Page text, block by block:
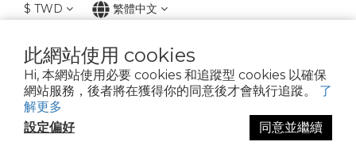
此網站使用 cookies
Hi, 本網站使用必要 cookies 和追蹤型 cookies 以確保
網站服務，後者將在獲得你的同意後才會執行追蹤。 了
解更多
設定偏好
同意並繼續
$ TWD 繁體中文
2021 © iGreenbag | DoaBag | Working Hrs 8:30 - 18:00｜新北市新莊區中正路
659-5號3樓 | 02-2903-8800 | 統編 : 28396448 (唯一統編無關係企業)